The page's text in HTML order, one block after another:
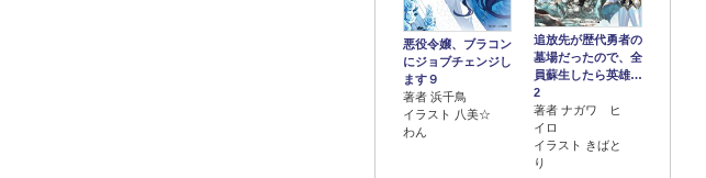
悪役令嬢、ブラコン
にジョブチェンジし
ます９
著者 浜千鳥
イラスト 八美☆
わん
追放先が歴代勇者の
墓場だったので、全
員蘇生したら英雄…
2
著者 ナガワ ヒ
イロ
イラスト きばと
り